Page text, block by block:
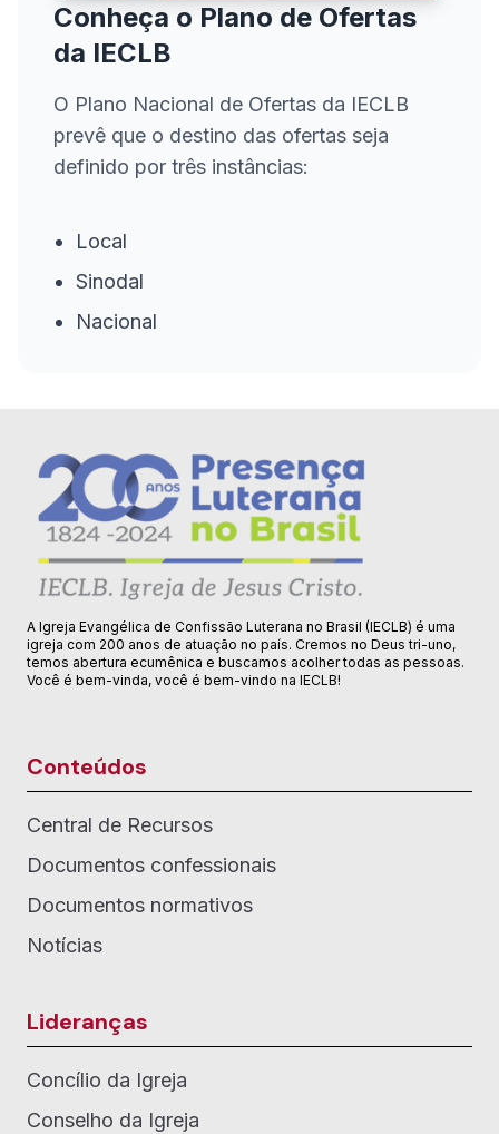
Conheça o Plano de Ofertas
da IECLB
O Plano Nacional de Ofertas da IECLB
prevê que o destino das ofertas seja
definido por três instâncias:
Local
Sinodal
Nacional
A Igreja Evangélica de Confissão Luterana no Brasil (IECLB) é uma
igreja com 200 anos de atuação no país. Cremos no Deus tri-uno,
temos abertura ecumênica e buscamos acolher todas as pessoas.
Você é bem-vinda, você é bem-vindo na IECLB!
Conteúdos
Central de Recursos
Documentos confessionais
Documentos normativos
Notícias
Lideranças
Concílio da Igreja
Conselho da Igreja